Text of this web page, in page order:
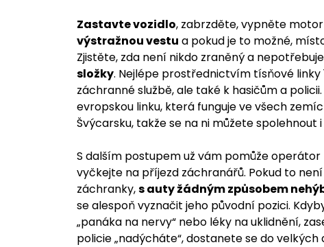
Zastavte vozidlo, zabrzděte, vypněte
výstražnou vestu a pokud je to možné,
Zjistěte, zda není nikdo zraněný a
složky. Nejlépe prostřednictvím tísňové linky
záchranné službě, ale také k hasičům a
evropskou linku, která funguje ve všech
Švýcarsku, takže se na ni můžete spolehnout
S dalším postupem už vám pomůže
vyčkejte na příjezd záchranářů. Pokud to
záchranky,s auty žádným způsobem
se alespoň vyznačit jeho původní pozici.
„panáka na nervy“ nebo léky na uklidnění,
policie „nadýcháte“, dostanete se do